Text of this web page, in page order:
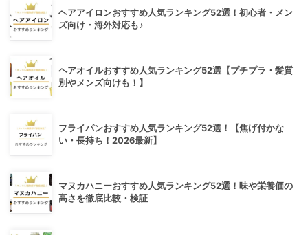
ヘアアイロンおすすめ人気ランキング52選！初心者・メン
ズ向け・海外対応も♪
ヘアオイルおすすめ人気ランキング52選【プチプラ・髪質
別やメンズ向けも！】
フライパンおすすめ人気ランキング52選！【焦げ付かな
い・長持ち！2026最新】
マヌカハニーおすすめ人気ランキング52選！味や栄養価の
高さを徹底比較・検証